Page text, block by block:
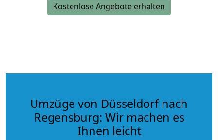
Kostenlose Angebote erhalten
Umzüge von Düsseldorf nach
Regensburg: Wir machen es
Ihnen leicht